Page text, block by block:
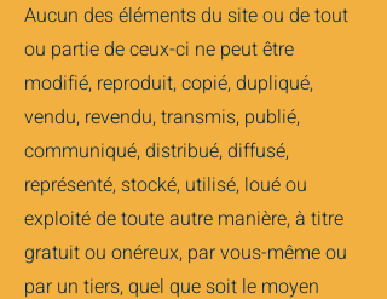
Aucun des éléments du site ou de tout
ou partie de ceux-ci ne peut être
modifié, reproduit, copié, dupliqué,
vendu, revendu, transmis, publié,
communiqué, distribué, diffusé,
représenté, stocké, utilisé, loué ou
exploité de toute autre manière, à titre
gratuit ou onéreux, par vous-même ou
par un tiers, quel que soit le moyen